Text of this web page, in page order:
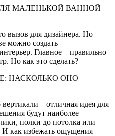
МАЛЕНЬКОЙ ВАННОЙ
вызов для дизайнера. Но
можно создать
Главное – правильно
Но как это сделать?
НАСКОЛЬКО ОНО
– отличная идея для
будут наиболее
полки до потолка или
И как избежать ощущения